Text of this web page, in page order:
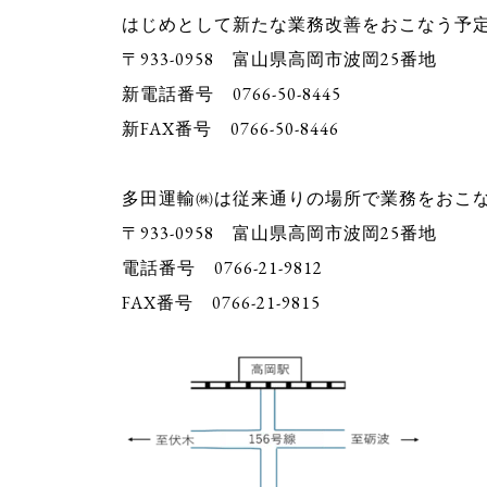
はじめとして新たな業務改善をおこなう予定
〒933-0958 富山県高岡市波岡25番地
新電話番号 0766-50-8445
新FAX番号 0766-50-8446
多田運輸㈱は従来通りの場所で業務をおこ
〒933-0958 富山県高岡市波岡25番地
電話番号 0766-21-9812
FAX番号 0766-21-9815